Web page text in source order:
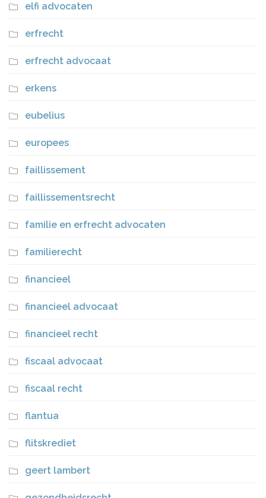
elfi advocaten
erfrecht
erfrecht advocaat
erkens
eubelius
europees
faillissement
faillissementsrecht
familie en erfrecht advocaten
familierecht
financieel
financieel advocaat
financieel recht
fiscaal advocaat
fiscaal recht
flantua
flitskrediet
geert lambert